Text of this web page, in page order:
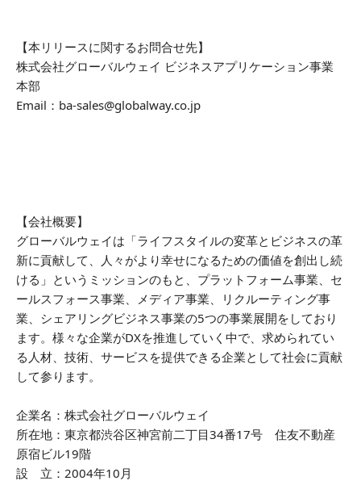
【本リリースに関するお問合せ先】
株式会社グローバルウェイ ビジネスアプリケーション事業
本部
Email：ba-sales@globalway.co.jp
【会社概要】
グローバルウェイは「ライフスタイルの変革とビジネスの革
新に貢献して、人々がより幸せになるための価値を創出し続
ける」というミッションのもと、プラットフォーム事業、セ
ールスフォース事業、メディア事業、リクルーティング事
業、シェアリングビジネス事業の5つの事業展開をしており
ます。様々な企業がDXを推進していく中で、求められてい
る人材、技術、サービスを提供できる企業として社会に貢献
して参ります。
企業名：株式会社グローバルウェイ
所在地：東京都渋谷区神宮前二丁目34番17号 住友不動産
原宿ビル19階
設 立：2004年10月